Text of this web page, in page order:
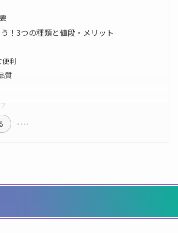
！3つの種類と値段・メリット
便利
質